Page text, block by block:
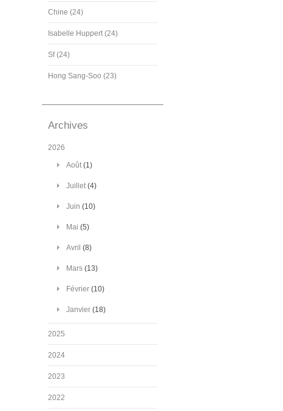
Chine (24)
Isabelle Huppert (24)
Sf (24)
Hong Sang-Soo (23)
Archives
2026
Août(1)
Juillet(4)
Juin (10)
Mai (5)
Avril (8)
Mars (13)
Février (10)
Janvier (18)
2025
2024
2023
2022